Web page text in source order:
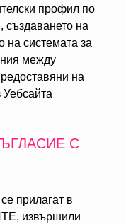
профил по
на
на системата за
между
на
Уебсайта
С
прилагат в
извършили